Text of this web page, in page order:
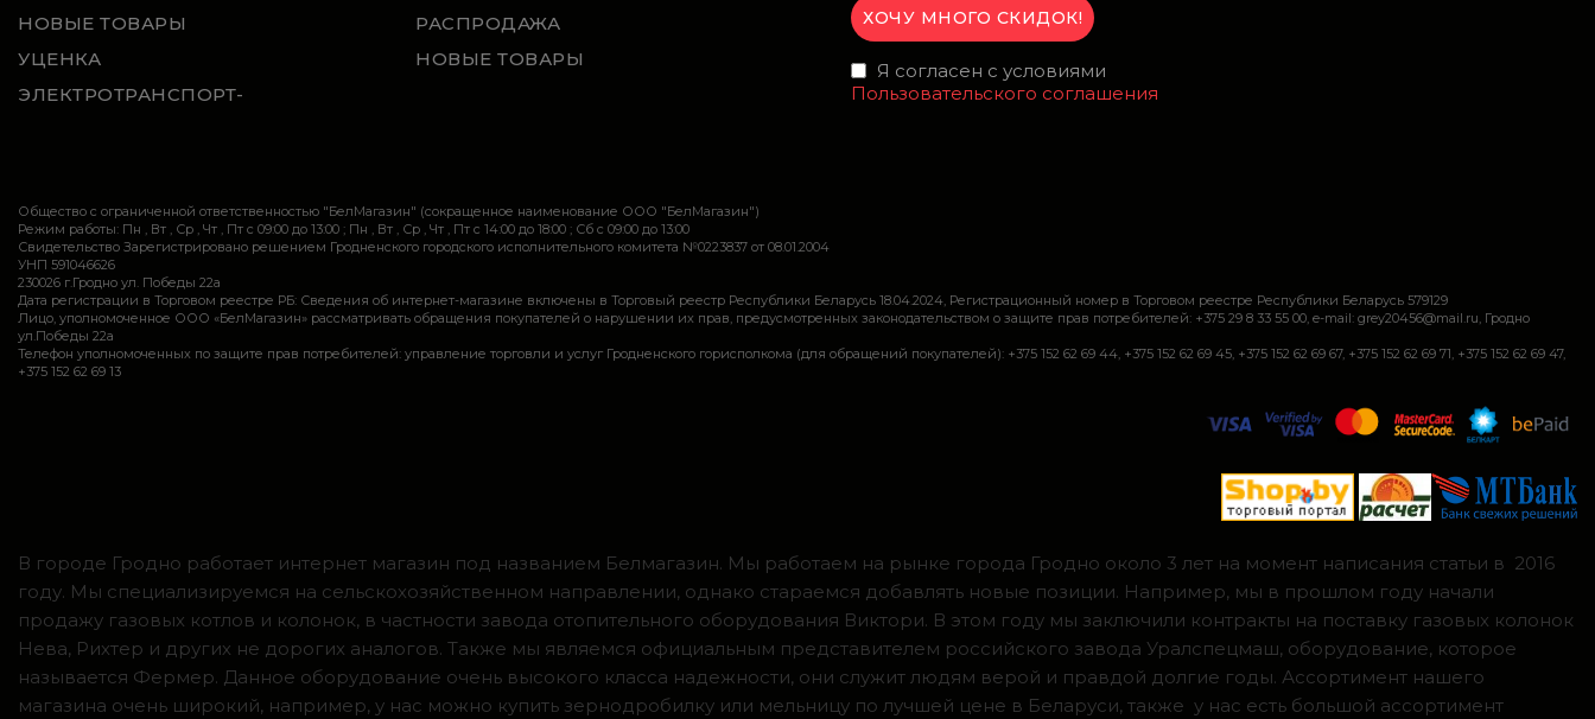
НОВЫЕ ТОВАРЫ
РАСПРОДАЖА
УЦЕНКА
НОВЫЕ ТОВАРЫ
ЭЛЕКТРОТРАНСПОРТ-
Я согласен с условиями
Пользовательского соглашения
Общество с ограниченной ответственностью "БелМагазин" (сокращенное наименование ООО "БелМагазин")
Режим работы: Пн , Вт , Ср , Чт , Пт c 09:00 до 13:00 ; Пн , Вт , Ср , Чт , Пт c 14:00 до 18:00 ; Сб c 09:00 до 13:00
Свидетельство Зарегистрировано решением Гродненского городского исполнительного комитета №0223837 от 08.01.2004
УНП 591046626
230026 г.Гродно ул. Победы 22а
Дата регистрации в Торговом реестре РБ: Сведения об интернет-магазине включены в Торговый реестр Республики Беларусь 18.04.2024, Регистрационный номер в Торговом реестре Республики Беларусь 579129
Лицо, уполномоченное ООО «БелМагазин» рассматривать обращения покупателей о нарушении их прав, предусмотренных законодательством о защите прав потребителей: +375 29 8 33 55 00, e-mail: grey20456@mail.ru, Гродно
ул.Победы 22а
Телефон уполномоченных по защите прав потребителей: управление торговли и услуг Гродненского горисполкома (для обращений покупателей): +375 152 62 69 44, +375 152 62 69 45, +375 152 62 69 67, +375 152 62 69 71, +375 152 62 69 47,
+375 152 62 69 13
В городе Гродно работает интернет магазин под названием Белмагазин. Мы работаем на рынке города Гродно около 3 лет на момент написания статьи в 2016
году. Мы специализируемся на сельскохозяйственном направлении, однако стараемся добавлять новые позиции. Например, мы в прошлом году начали
продажу газовых котлов и колонок, в частности завода отопительного оборудования Виктори. В этом году мы заключили контракты на поставку газовых колонок
Нева, Рихтер и других не дорогих аналогов. Также мы являемся официальным представителем российского завода Уралспецмаш, оборудование, которое
называется Фермер. Данное оборудование очень высокого класса надежности, они служит людям верой и правдой долгие годы. Ассортимент нашего
магазина очень широкий, например, у нас можно купить зернодробилку или мельницу по лучшей цене в Беларуси, также у нас есть большой ассортимент